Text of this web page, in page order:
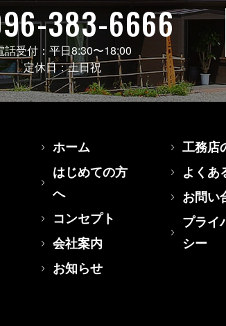
383-6666
話受付： 平日8:30〜18:00
定休日：土日祝
ホーム
はじめての方
へ
コンセプト
会社案内
お知らせ
工務店
よくあ
お問い
プライ
シー